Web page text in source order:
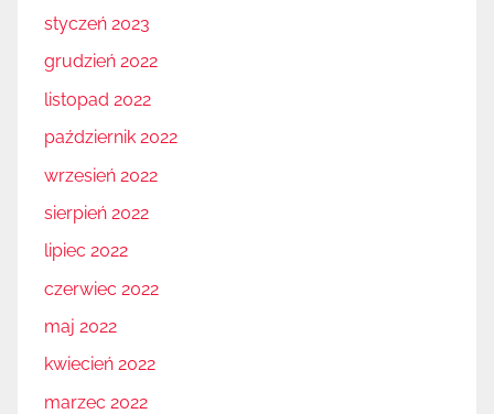
styczeń 2023
grudzień 2022
listopad 2022
październik 2022
wrzesień 2022
sierpień 2022
lipiec 2022
czerwiec 2022
maj 2022
kwiecień 2022
marzec 2022